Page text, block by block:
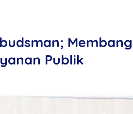
Publik